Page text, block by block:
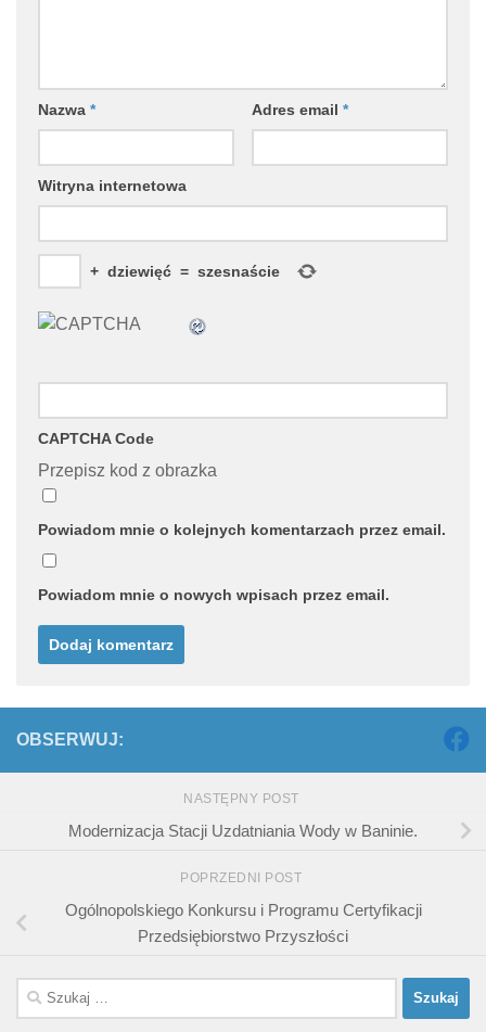
Nazwa * Adres email *
Witryna internetowa
+ dziewięć = szesnaście
CAPTCHA Code
Przepisz kod z obrazka
Powiadom mnie o kolejnych komentarzach przez email.
Powiadom mnie o nowych wpisach przez email.
OBSERWUJ:
NASTĘPNY POST
Modernizacja Stacji Uzdatniania Wody w Baninie.
POPRZEDNI POST
Ogólnopolskiego Konkursu i Programu Certyfikacji
Przedsiębiorstwo Przyszłości
Szukaj: